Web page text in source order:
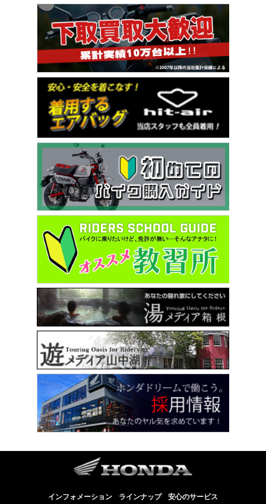
インフォメーション ラインナップ 安心のサービス